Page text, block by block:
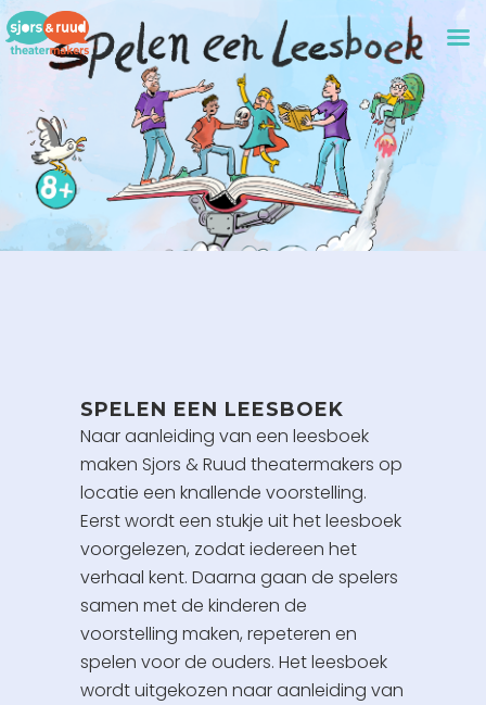
SPELEN EEN LEESBOEK
Naar aanleiding van een leesboek
maken Sjors & Ruud theatermakers op
locatie een knallende voorstelling.
Eerst wordt een stukje uit het leesboek
voorgelezen, zodat iedereen het
verhaal kent. Daarna gaan de spelers
samen met de kinderen de
voorstelling maken, repeteren en
spelen voor de ouders. Het leesboek
wordt uitgekozen naar aanleiding van